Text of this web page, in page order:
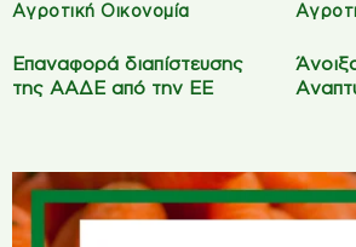
Αγροτική Οικονομία
Επαναφορά διαπίστευσης
της ΑΑΔΕ από την ΕΕ